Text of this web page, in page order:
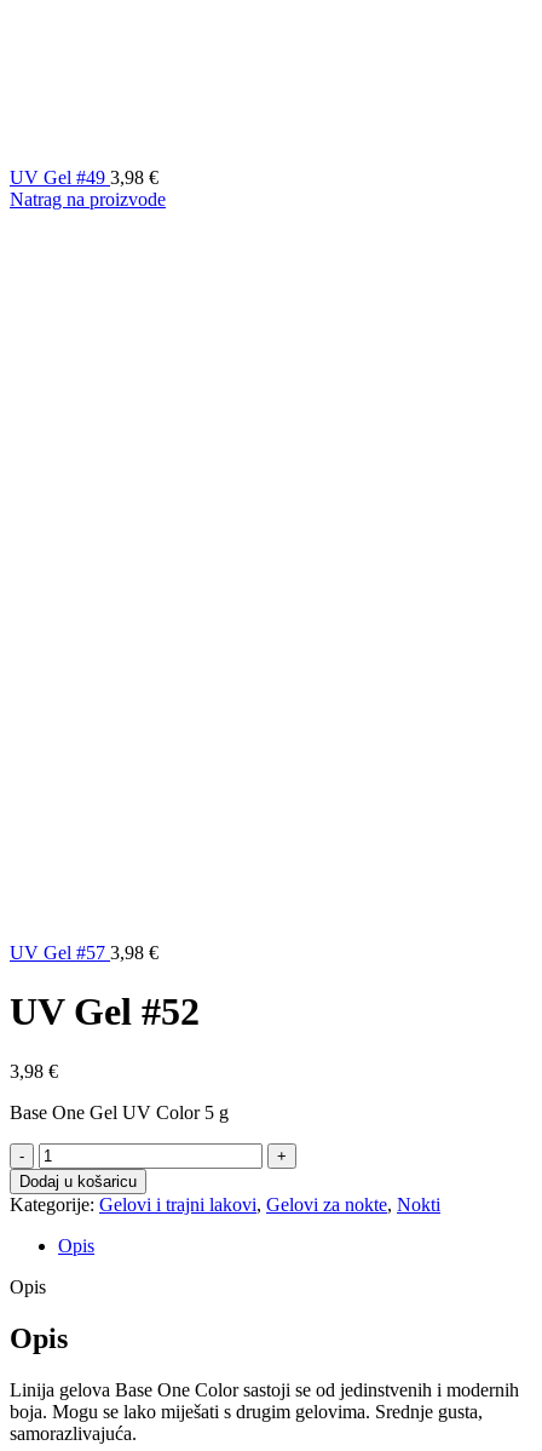
UV Gel #49 3,98 €
Natrag na proizvode
UV Gel #57 3,98 €
UV Gel #52
3,98 €
Base One Gel UV Color 5 g
UV
Gel
#52
količina
Dodaj u košaricu
Kategorije: Gelovi i trajni lakovi, Gelovi za nokte, Nokti
Opis
Opis
Opis
Linija gelova Base One Color sastoji se od jedinstvenih i modernih
boja. Mogu se lako miješati s drugim gelovima. Srednje gusta,
samorazlivajuća.